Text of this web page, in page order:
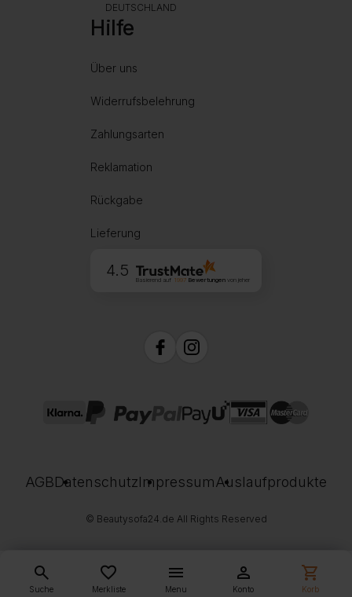
search
Suche
favorite_border
Merkliste
menu
Menu
person
Konto
shopping_cart
Korb
DEUTSCHLAND
Hilfe
Über uns
Widerrufsbelehrung
Zahlungsarten
Reklamation
Rückgabe
Lieferung
4.5
Basierend auf 1997Bewertungen von jeher
AGBDatenschutzImpressumAuslaufprodukte
© Beautysofa24.de All Rights Reserved